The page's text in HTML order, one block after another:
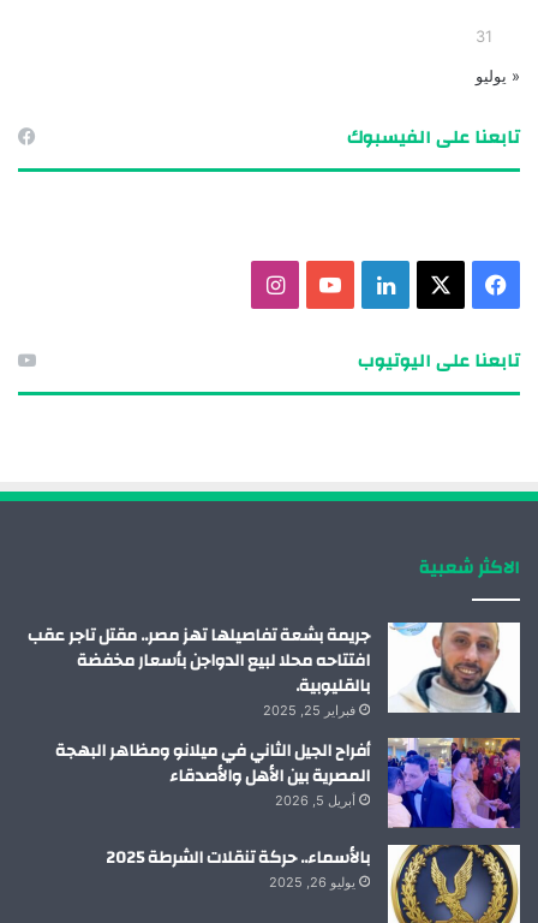
31
« يوليو
تابعنا على الفيسبوك
م
تابعنا على اليوتيوب
الاكثر شعبية
جريمة بشعة تفاصيلها تهز مصر.. مقتل تاجر عقب
افتتاحه محلا لبيع الدواجن بأسعار مخفضة
بالقليوبية.
فبراير 25, 2025
أفراح الجيل الثاني في ميلانو ومظاهر البهجة
المصرية بين الأهل والأصدقاء
أبريل 5, 2026
بالأسماء.. حركة تنقلات الشرطة 2025
يوليو 26, 2025